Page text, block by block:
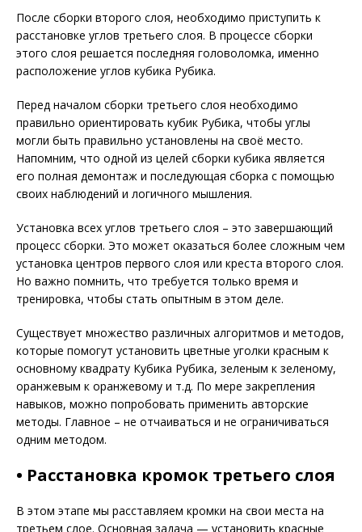
После сборки второго слоя, необходимо приступить к
расстановке углов третьего слоя. В процессе сборки
этого слоя решается последняя головоломка, именно
расположение углов кубика Рубика.
Перед началом сборки третьего слоя необходимо
правильно ориентировать кубик Рубика, чтобы углы
могли быть правильно установлены на своё место.
Напомним, что одной из целей сборки кубика является
его полная демонтаж и последующая сборка с помощью
своих наблюдений и логичного мышления.
Установка всех углов третьего слоя – это завершающий
процесс сборки. Это может оказаться более сложным чем
установка центров первого слоя или креста второго слоя.
Но важно помнить, что требуется только время и
тренировка, чтобы стать опытным в этом деле.
Существует множество различных алгоритмов и методов,
которые помогут установить цветные уголки красным к
основному квадрату Кубика Рубика, зеленым к зеленому,
оранжевым к оранжевому и т.д. По мере закрепления
навыков, можно попробовать применить авторские
методы. Главное – не отчаиваться и не ограничиваться
одним методом.
• Расстановка кромок третьего слоя
В этом этапе мы расставляем кромки на свои места на
третьем слое. Основная задача — установить красные